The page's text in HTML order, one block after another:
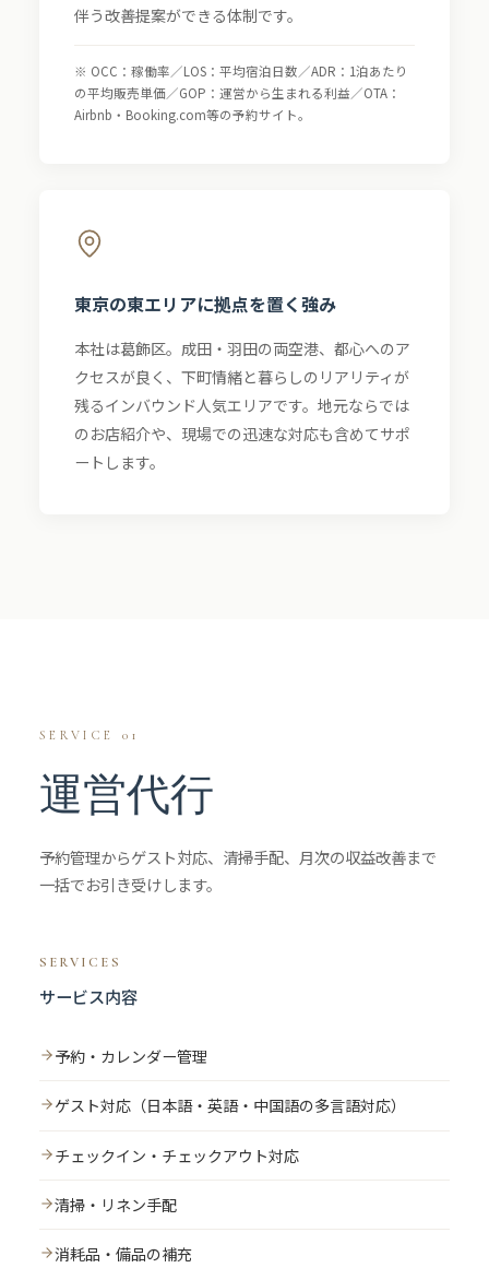
伴う改善提案ができる体制です。
※ OCC：稼働率／LOS：平均宿泊日数／ADR：1泊あたり
の平均販売単価／GOP：運営から生まれる利益／OTA：
Airbnb・Booking.com等の予約サイト。
東京の東エリアに拠点を置く強み
本社は葛飾区。成田・羽田の両空港、都心へのア
クセスが良く、下町情緒と暮らしのリアリティが
残るインバウンド人気エリアです。地元ならでは
のお店紹介や、現場での迅速な対応も含めてサポ
ートします。
SERVICE 01
運営代行
予約管理からゲスト対応、清掃手配、月次の収益改善まで
一括でお引き受けします。
SERVICES
サービス内容
予約・カレンダー管理
ゲスト対応（日本語・英語・中国語の多言語対応）
チェックイン・チェックアウト対応
清掃・リネン手配
消耗品・備品の補充